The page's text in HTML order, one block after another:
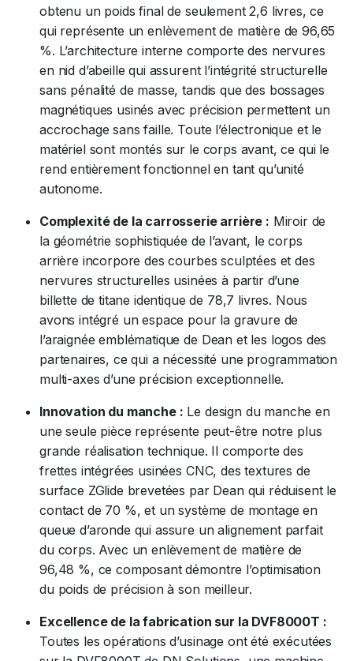
obtenu un poids final de seulement 2,6 livres, ce
qui représente un enlèvement de matière de 96,65
%. L’architecture interne comporte des nervures
en nid d’abeille qui assurent l’intégrité structurelle
sans pénalité de masse, tandis que des bossages
magnétiques usinés avec précision permettent un
accrochage sans faille. Toute l’électronique et le
matériel sont montés sur le corps avant, ce qui le
rend entièrement fonctionnel en tant qu’unité
autonome.
Complexité de la carrosserie arrière : Miroir de
la géométrie sophistiquée de l’avant, le corps
arrière incorpore des courbes sculptées et des
nervures structurelles usinées à partir d’une
billette de titane identique de 78,7 livres. Nous
avons intégré un espace pour la gravure de
l’araignée emblématique de Dean et les logos des
partenaires, ce qui a nécessité une programmation
multi-axes d’une précision exceptionnelle.
Innovation du manche : Le design du manche en
une seule pièce représente peut-être notre plus
grande réalisation technique. Il comporte des
frettes intégrées usinées CNC, des textures de
surface ZGlide brevetées par Dean qui réduisent le
contact de 70 %, et un système de montage en
queue d’aronde qui assure un alignement parfait
du corps. Avec un enlèvement de matière de
96,48 %, ce composant démontre l’optimisation
du poids de précision à son meilleur.
Excellence de la fabrication sur la DVF8000T :
Toutes les opérations d’usinage ont été exécutées